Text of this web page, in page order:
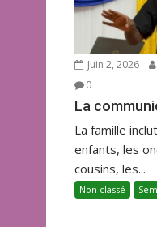
Juin 2, 2026
0
La
La famille
enfants, les
cousins, les...
Non classé